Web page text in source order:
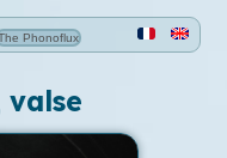
Phonoflux
valse